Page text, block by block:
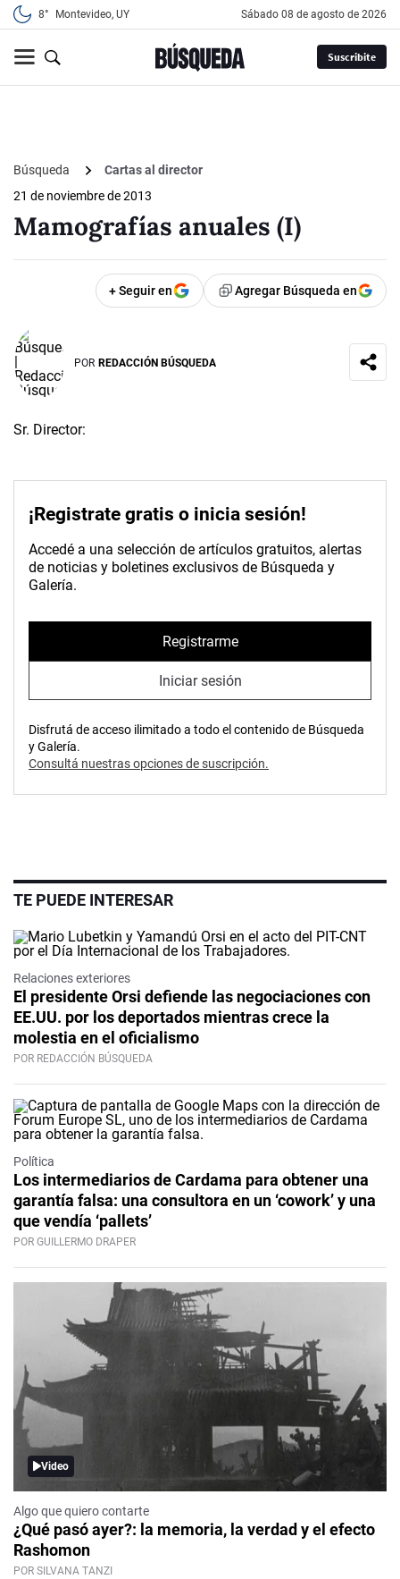
8° Montevideo, UY sábado 08 de agosto de 2026
Suscribite
Búsqueda
Cartas al director
21 de noviembre de 2013
Mamografías anuales (I)
+ Seguir en Agregar Búsqueda en
POR REDACCIÓN BÚSQUEDA
Sr. Director:
¡Registrate gratis o inicia sesión!
Accedé a una selección de artículos gratuitos, alertas
de noticias y boletines exclusivos de Búsqueda y
Galería.
Registrarme
Iniciar sesión
Disfrutá de acceso ilimitado a todo el contenido de Búsqueda
y Galería.
Consultá nuestras opciones de suscripción.
TE PUEDE INTERESAR
Relaciones exteriores
El presidente Orsi defiende las negociaciones con
EE.UU. por los deportados mientras crece la
molestia en el oficialismo
POR REDACCIÓN BÚSQUEDA
Política
Los intermediarios de Cardama para obtener una
garantía falsa: una consultora en un ‘cowork’ y una
que vendía ‘pallets’
POR GUILLERMO DRAPER
Video
Algo que quiero contarte
¿Qué pasó ayer?: la memoria, la verdad y el efecto
Rashomon
POR SILVANA TANZI